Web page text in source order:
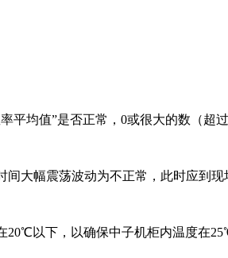
平均值”是否正常，0或很大的数（超过
间大幅震荡波动为不正常，此时应到
20℃以下，以确保中子机柜内温度在